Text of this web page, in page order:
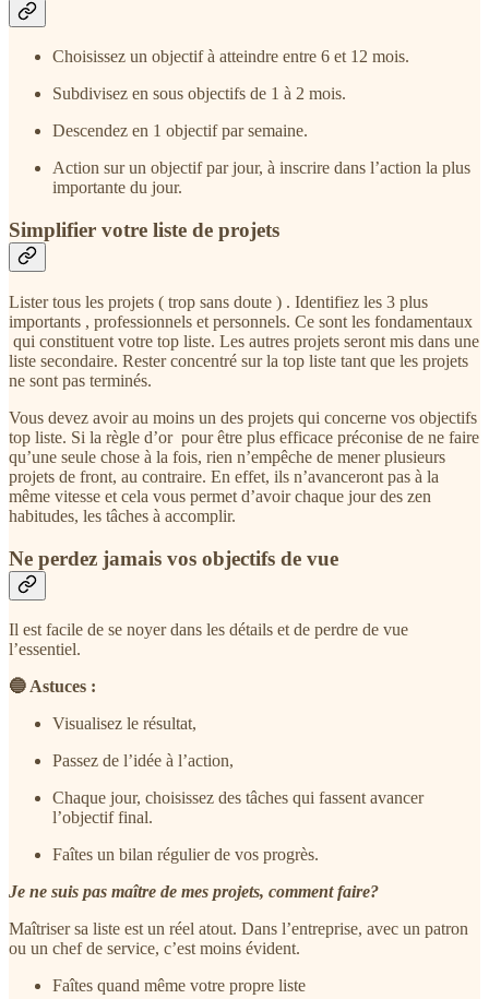
Choisissez un objectif à atteindre entre 6 et 12 mois.
Subdivisez en sous objectifs de 1 à 2 mois.
Descendez en 1 objectif par semaine.
Action sur un objectif par jour, à inscrire dans l’action la plus
importante du jour.
Simplifier votre liste de projets
Lister tous les projets ( trop sans doute ) . Identifiez les 3 plus
importants , professionnels et personnels. Ce sont les fondamentaux
qui constituent votre top liste. Les autres projets seront mis dans une
liste secondaire. Rester concentré sur la top liste tant que les projets
ne sont pas terminés.
Vous devez avoir au moins un des projets qui concerne vos objectifs
top liste. Si la règle d’or pour être plus efficace préconise de ne faire
qu’une seule chose à la fois, rien n’empêche de mener plusieurs
projets de front, au contraire. En effet, ils n’avanceront pas à la
même vitesse et cela vous permet d’avoir chaque jour des zen
habitudes, les tâches à accomplir.
Ne perdez jamais vos objectifs de vue
Il est facile de se noyer dans les détails et de perdre de vue
l’essentiel.
🔵 Astuces :
Visualisez le résultat,
Passez de l’idée à l’action,
Chaque jour, choisissez des tâches qui fassent avancer
l’objectif final.
Faîtes un bilan régulier de vos progrès.
Je ne suis pas maître de mes projets, comment faire?
Maîtriser sa liste est un réel atout. Dans l’entreprise, avec un patron
ou un chef de service, c’est moins évident.
Faîtes quand même votre propre liste